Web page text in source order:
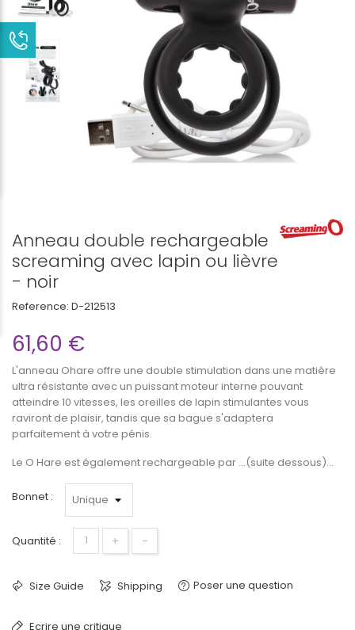
Anneau double rechargeable
screaming avec lapin ou lièvre
- noir
Reference: D-212513
61,60 €
L'anneau Ohare offre une double stimulation dans une matière
ultra résistante avec un puissant moteur interne pouvant
atteindre 10 vitesses, les oreilles de lapin stimulantes vous
raviront de plaisir, tandis que sa bague s'adaptera
parfaitement à votre pénis.
Le O Hare est également rechargeable par ...(suite dessous)...
Bonnet :
Quantité : + -
Size Guide Shipping Poser une question
Ecrire une critique